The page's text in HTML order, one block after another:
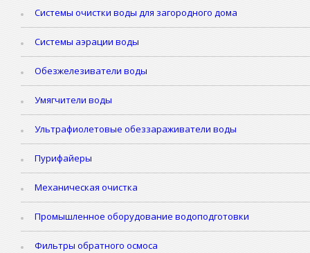
Системы очистки воды для загородного дома
Системы аэрации воды
Обезжелезиватели воды
Умягчители воды
Ультрафиолетовые обеззараживатели воды
Пурифайеры
Механическая очистка
Промышленное оборудование водоподготовки
Фильтры обратного осмоса